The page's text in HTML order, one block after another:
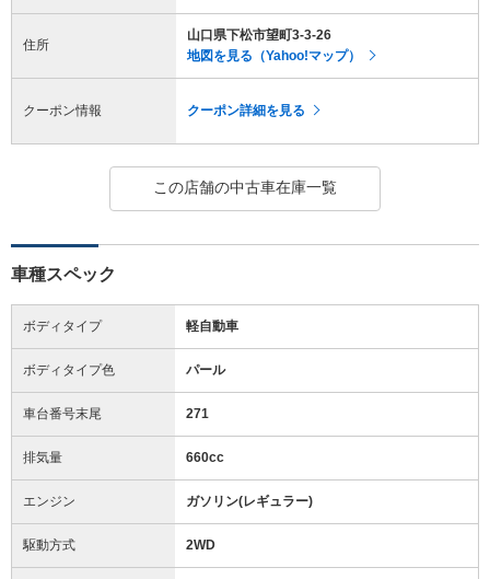
住所
山口県下松市望町3-3-26
地図を見る（Yahoo!マップ）
クーポン情報 クーポン詳細を見る
この店舗の中古車在庫一覧
車種スペック
ボディタイプ 軽自動車
ボディタイプ色 パール
車台番号末尾 271
排気量 660cc
エンジン ガソリン(レギュラー)
駆動方式 2WD